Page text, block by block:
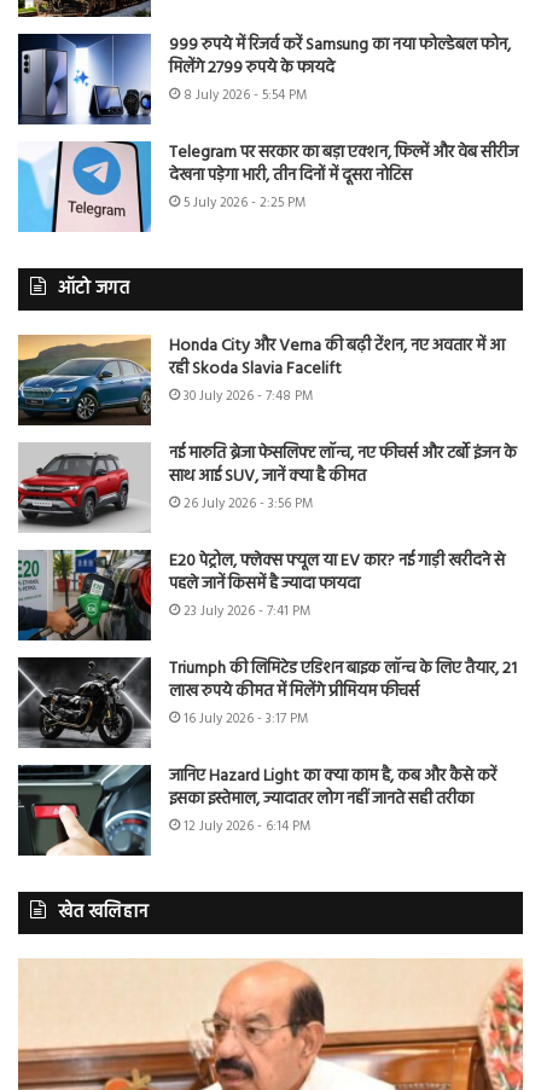
999 रुपये में रिजर्व करें Samsung का नया फोल्डेबल फोन,
मिलेंगे 2799 रुपये के फायदे
8 July 2026 - 5:54 PM
Telegram पर सरकार का बड़ा एक्शन, फिल्में और वेब सीरीज
देखना पड़ेगा भारी, तीन दिनों में दूसरा नोटिस
5 July 2026 - 2:25 PM
ऑटो जगत
Honda City और Verna की बढ़ी टेंशन, नए अवतार में आ
रही Skoda Slavia Facelift
30 July 2026 - 7:48 PM
नई मारुति ब्रेजा फेसलिफ्ट लॉन्च, नए फीचर्स और टर्बो इंजन के
साथ आई SUV, जानें क्या है कीमत
26 July 2026 - 3:56 PM
E20 पेट्रोल, फ्लेक्स फ्यूल या EV कार? नई गाड़ी खरीदने से
पहले जानें किसमें है ज्यादा फायदा
23 July 2026 - 7:41 PM
Triumph की लिमिटेड एडिशन बाइक लॉन्च के लिए तैयार, 21
लाख रुपये कीमत में मिलेंगे प्रीमियम फीचर्स
16 July 2026 - 3:17 PM
जानिए Hazard Light का क्या काम है, कब और कैसे करें
इसका इस्तेमाल, ज्यादातर लोग नहीं जानते सही तरीका
12 July 2026 - 6:14 PM
खेत खलिहान